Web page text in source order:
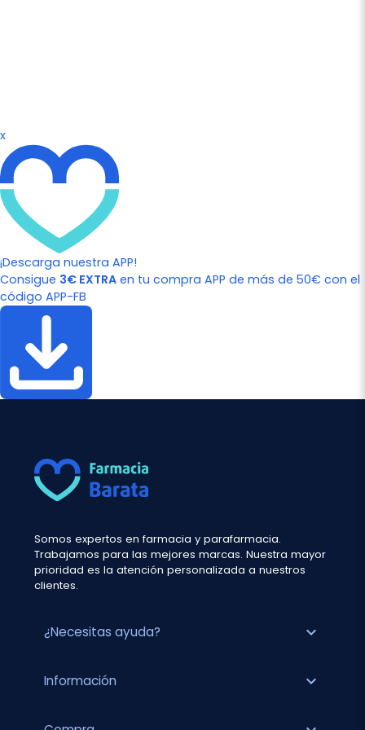
x
¡Descarga nuestra APP!
Consigue 3€ EXTRA en tu compra APP de más de 50€ con el
código APP-FB
Somos expertos en farmacia y parafarmacia.
Trabajamos para las mejores marcas. Nuestra mayor
prioridad es la atención personalizada a nuestros
clientes.
¿Necesitas ayuda? expand_more
Información expand_more